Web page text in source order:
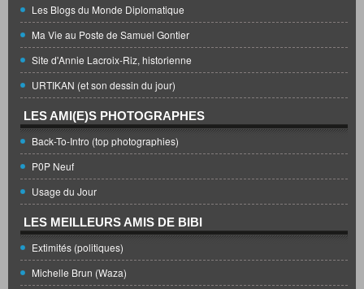
Les Blogs du Monde Diplomatique
Ma Vie au Poste de Samuel Gontier
Site d'Annie Lacroix-Riz, historienne
URTIKAN (et son dessin du jour)
LES AMI(E)S PHOTOGRAPHES
Back-To-Intro (top photographies)
P0P Neuf
Usage du Jour
LES MEILLEURS AMIS DE BIBI
Extimités (politiques)
Michelle Brun (Waza)